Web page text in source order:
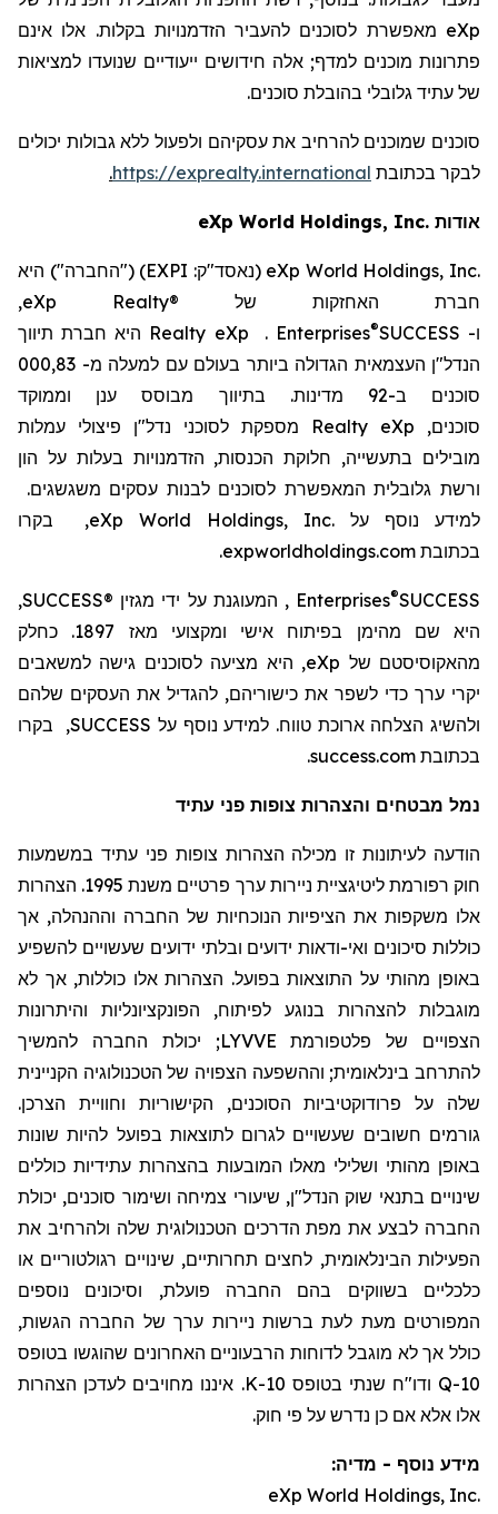
eXp מאפשרת לסוכנים להעביר הזדמנויות בקלות. אלו אינם
פתרונות מוכנים למדף; אלה חידושים ייעודיים שנועדו למציאות
של עתיד גלובלי בהובלת סוכנים.
סוכנים שמוכנים להרחיב את עסקיהם ולפעול ללא גבולות יכולים
לבקר בכתובת https://exprealty.international
.
אודות eXp World Holdings, Inc.
eXp World Holdings, Inc. (נאסד"ק: EXPI) ("החברה") היא
חברת האחזקות של eXp Realty®
,
ו- SUCCESS
®
Enterprises
.
eXp
Realty היא חברת תיווך
הנדל"ן העצמאית הגדולה ביותר בעולם עם למעלה מ- 83
,000
סוכנים ב-29 מדינות
. בתיווך מבוסס ענן וממוקד
סוכנים, eXp
Realty מספקת לסוכני נדל"ן פיצולי עמלות
מובילים בתעשייה, חלוקת הכנסות, הזדמנויות בעלות על הון
ורשת גלובלית המאפשרת לסוכנים לבנות עסקים משגשגים.
למידע נוסף על eXp World Holdings, Inc., בקרו
בכתובת expworldholdings.com
.
SUCCESS
®
Enterprises, המעוגנת על ידי מגזין SUCCESS®
,
היא שם מהימן בפיתוח אישי ומקצועי מאז 1897. כחלק
מהאקוסיסטם של eXp, היא מציעה לסוכנים גישה למשאבים
יקרי ערך כדי לשפר את כישוריהם, להגדיל את העסקים שלהם
ולהשיג הצלחה ארוכת טווח. למידע נוסף על SUCCESS, בקרו
בכתובת success.com
.
נמל מבטחים והצהרות צופות פני עתיד
הודעה לעיתונות זו מכילה הצהרות צופות פני עתיד במשמעות
חוק רפורמתליטיגציית
ניירות ערך פרטיים משנת 1995. הצהרות
אלו משקפות את הציפיות הנוכחיות של החברה וההנהלה, אך
כוללות סיכונים ואי-ודאות ידועים ובלתי ידועים שעשויים להשפיע
באופן מהותי על התוצאות בפועל. הצהרות אלו כוללות, אך לא
מוגבלות להצהרות בנוגע לפיתוח, הפונקציונליות והיתרונות
הצפויים של פלטפורמת LYVVE; יכולת החברה להמשיך
להתרחב בינלאומית; וההשפעה הצפויה של הטכנולוגיה הקניינית
שלה על פרודוקטיביות הסוכנים, הקישוריות וחוויית הצרכן.
גורמים חשובים שעשויים לגרום לתוצאות בפועל להיות שונות
באופן מהותי ושלילי מאלו המובעות בהצהרות עתידיות כוללים
שינויים בתנאי שוק הנדל"ן, שיעורי צמיחה ושימור סוכנים, יכולת
החברה לבצע את מפת הדרכים הטכנולוגית שלה ולהרחיב את
הפעילות הבינלאומית, לחצים תחרותיים, שינויים רגולטוריים או
כלכליים בשווקים בהם החברה פועלת, וסיכונים נוספים
המפורטים מעת לעת ברשות ניירות ערך של החברה הגשות,
כולל אך לא מוגבל לדוחות הרבעוניים האחרונים שהוגשו בטופס
10-Q ודו
"
ח שנתי בטופס 10-K. איננו מחויבים לעדכן הצהרות
אלו אלא אם כן נדרש על פי חוק.
מידע נוסף - מדיה:
eXp World Holdings, Inc.